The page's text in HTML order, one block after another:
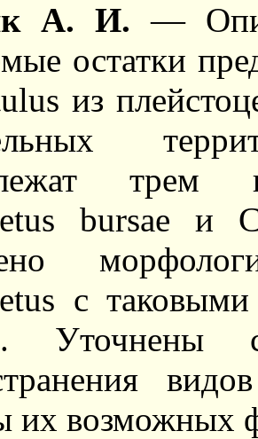
А. И. —
остатки
из
трем
bursae и
с
Уточнены
их возможных